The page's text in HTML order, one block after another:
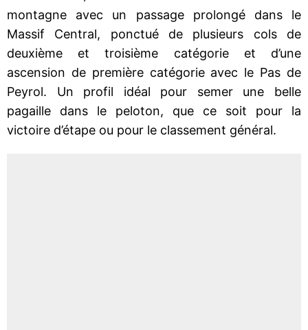
montagne avec un passage prolongé dans le
Massif Central, ponctué de plusieurs cols de
deuxième et troisième catégorie et d’une
ascension de première catégorie avec le Pas de
Peyrol. Un profil idéal pour semer une belle
pagaille dans le peloton, que ce soit pour la
victoire d’étape ou pour le classement général.